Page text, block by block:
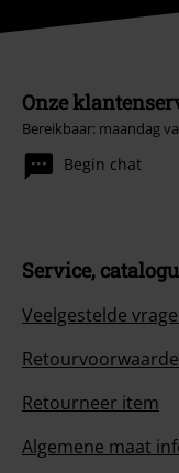
Onze
Bereikbaar: maandag
Begin chat
Service,
Veelgestelde
Retourneer item
Algemene maat